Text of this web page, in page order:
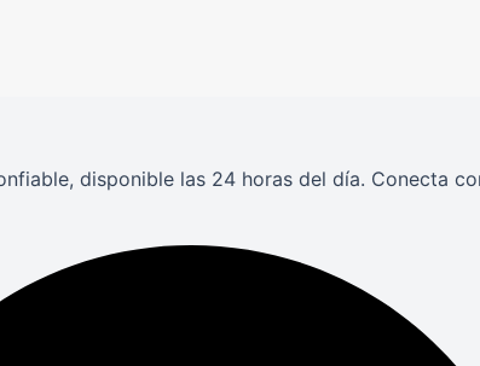
disponible las 24 horas del día. Conecta